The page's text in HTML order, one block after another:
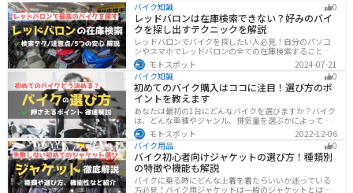
バイク知識 0
レッドバロンは在庫検索できない？好みのバイ
クを探し出すテクニックを解説
レッドバロンでバイクを探したい人必見！自分のパソコ
ンやスマホでレッドバロンの全ての在庫検索することは
不可能です。自分に合ったバイクを探すためには、店舗
に行きイントラネットで探してもらう必要があります。
その際の注意点や自分に合ったバイクを見つけるテクニ
ックをまとめました。
モトスポット
2024-07-21
バイク知識
0
初めてのバイク購入はココに注目！選び方のポ
イントを教えます
あなたは最初の1台にどんなバイクを選びますか？バイク
は、どんな車種やジャンル、排気量を選ぶかによって今
後の楽しみ方が大きく変わるものなので、初めての愛車
選びはとても重要です。この記事ではそんなバイク選び
のオススメポイントをお伝えします。
モトスポット
2022-12-06
バイク用品
0
バイク初心者向けジャケットの選び方！種類別
の特徴や機能も解説
バイクに乗る時にどんな上着を着たらいいか迷っている
方必見！バイク用ジャケットは一般のジャケットとは違